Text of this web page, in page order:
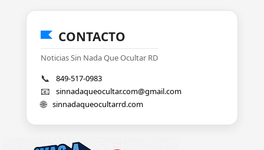
CONTACTO
Noticias Sin Nada Que Ocultar RD
📞 849-517-0983
📧 sinnadaqueocultar.com@gmail.com
🌐 sinnadaqueocultarrd.com